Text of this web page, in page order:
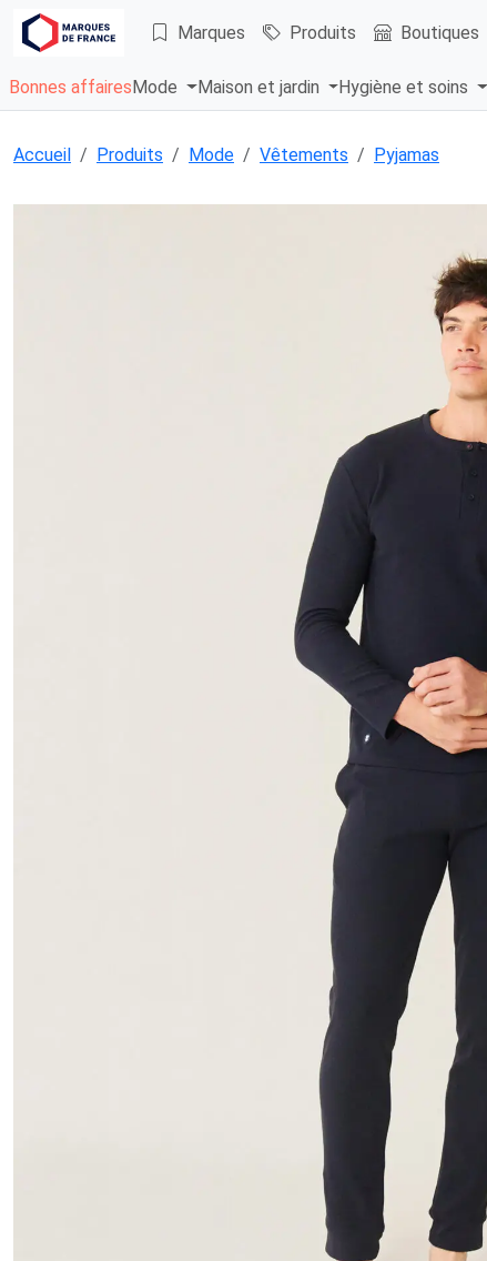
Marques Produits Boutiques
Bonnes affaires Mode Maison et jardin Hygiène et soins
Accueil Produits Mode Vêtements Pyjamas